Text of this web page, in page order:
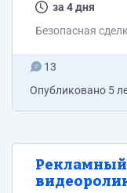
за 4 дня
Безопасная
13
Опубликовано 5
Рекламный